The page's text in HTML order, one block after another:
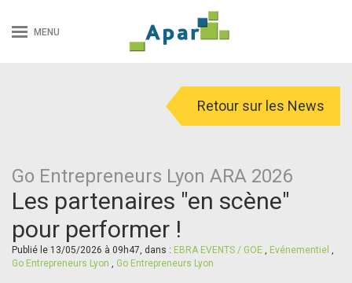
MENU
Retour sur les News
Go Entrepreneurs Lyon ARA 2026
Les partenaires "en scène"
pour performer !
Publié le 13/05/2026 à 09h47, dans : EBRA EVENTS / GOE , Evénementiel ,
Go Entrepreneurs Lyon , Go Entrepreneurs Lyon